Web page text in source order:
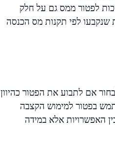
זכות לפטור ממס גם על חלק
שנקבעו לפי תקנות מס הכנסה
אם לתבוע את הפטור כהיוון
בפטור למימוש הקצבה
האפשרויות אלא במידה